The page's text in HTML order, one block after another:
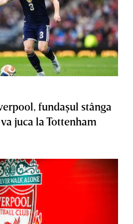
fundaşul stânga
juca la Tottenham